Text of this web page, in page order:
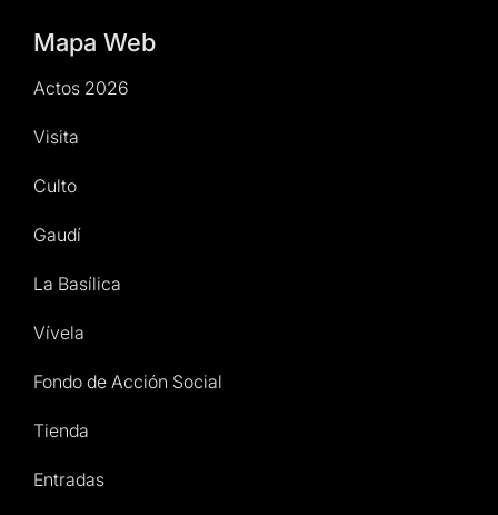
Mapa Web
Actos 2026
Visita
Culto
Gaudí
La Basílica
Vívela
Fondo de Acción Social
Tienda
Entradas